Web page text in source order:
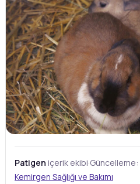
Patigen içerik ekibi·Güncelleme:
Kemirgen Sağlığı ve Bakımı